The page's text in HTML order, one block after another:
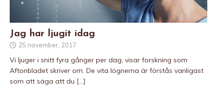
Jag har ljugit idag
25 november, 2017
Vi ljuger i snitt fyra gånger per dag, visar forskning som
Aftonbladet skriver om. De vita lögnerna är förstås vanligast
som att säga att du […]